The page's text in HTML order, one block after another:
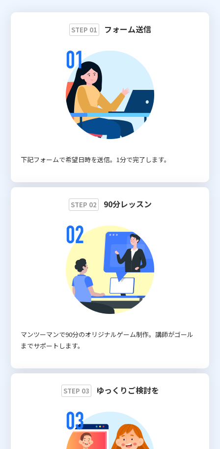
STEP 01 フォーム送信
下記フォームで希望日時を送信。1分で完了します。
STEP 02 90分レッスン
マンツーマンで90分のオリジナルゲーム制作。講師がゴール
までサポートします。
STEP 03 ゆっくりご検討を